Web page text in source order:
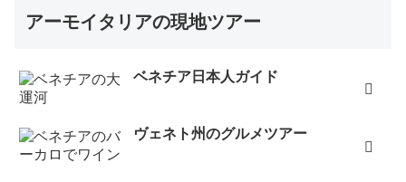
アーモイタリアの現地ツアー
ベネチア日本人ガイド
ヴェネト州のグルメツアー